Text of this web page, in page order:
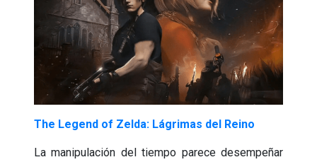
The Legend of Zelda: Lágrimas del Reino
La manipulación del tiempo parece desempeñar